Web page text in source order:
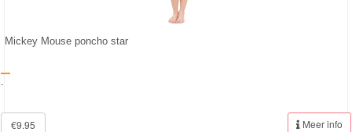
Mickey Mouse poncho star
-
€9.95 Meer info